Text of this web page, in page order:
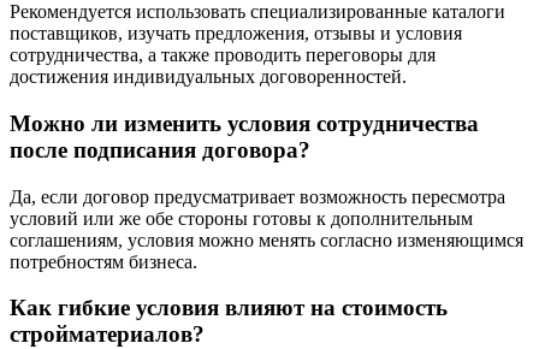
Рекомендуется использовать специализированные каталоги
поставщиков, изучать предложения, отзывы и условия
сотрудничества, а также проводить переговоры для
достижения индивидуальных договоренностей.
Можно ли изменить условия сотрудничества
после подписания договора?
Да, если договор предусматривает возможность пересмотра
условий или же обе стороны готовы к дополнительным
соглашениям, условия можно менять согласно изменяющимся
потребностям бизнеса.
Как гибкие условия влияют на стоимость
стройматериалов?